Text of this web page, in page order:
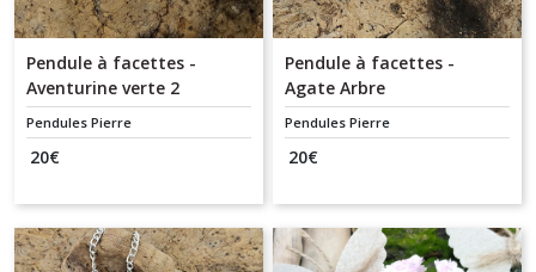
Pendule à facettes -
Aventurine verte 2
Pendules Pierre
20€
Pendule à facettes -
Agate Arbre
Pendules Pierre
20€